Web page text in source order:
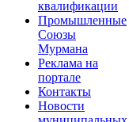
квалификации
Промышленные
Союзы
Мурмана
Реклама на
портале
Контакты
Новости